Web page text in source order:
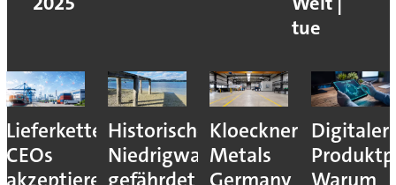
tue
Lieferkettenresilienz:
CEOs
Historisches
Niedrigwasser
Kloeckner
Metals
Digitaler